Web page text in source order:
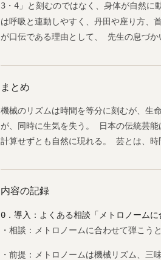
3・4」と刻むのではなく、身体が自然
は呼吸と連動しやすく、丹田や座り方、
が口伝である理由として、 先生の息づか
まとめ
機械のリズムは時間を等分に刻むが、生
が、同時に生気を失う。 日本の伝統芸
計算せずとも自然に現れる。 芸とは、時
内容の記録
0．導入：よくある相談「メトロノームに
・相談：メトロノームに合わせて弾こう
・前提：メトロノームは機械リズム、三